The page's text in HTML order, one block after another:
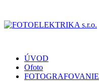
ÚVOD
Ofoto
FOTOGRAFOVANIE